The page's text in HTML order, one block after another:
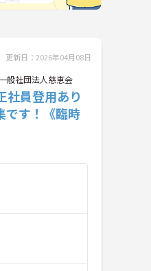
更新日：2026年04月08日
一般社団法人慈恵会
社員登用あり
です！《臨時